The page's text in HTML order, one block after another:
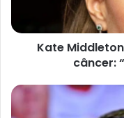
e
e
Kate
câncer: